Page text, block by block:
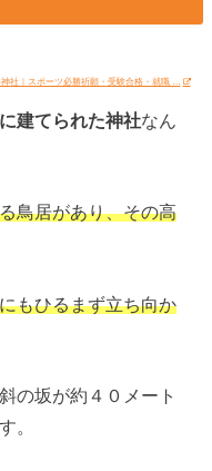
社｜スポーツ必勝祈願・受験合格・就職 …
建てられた神社なん
鳥居があり、その高
もひるまず立ち向か
の坂が約４０メート
。